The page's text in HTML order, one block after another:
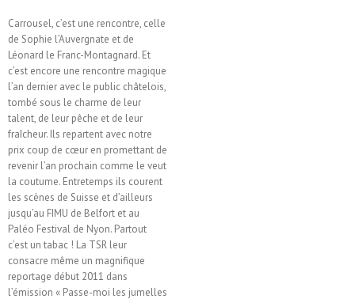
Carrousel, c’est une rencontre, celle
de Sophie l’Auvergnate et de
Léonard le Franc-Montagnard. Et
c’est encore une rencontre magique
l’an dernier avec le public châtelois,
tombé sous le charme de leur
talent, de leur pêche et de leur
fraîcheur. Ils repartent avec notre
prix coup de cœur en promettant de
revenir l’an prochain comme le veut
la coutume. Entretemps ils courent
les scènes de Suisse et d’ailleurs
jusqu’au FIMU de Belfort et au
Paléo Festival de Nyon. Partout
c’est un tabac ! La TSR leur
consacre même un magnifique
reportage début 2011 dans
l’émission « Passe-moi les jumelles